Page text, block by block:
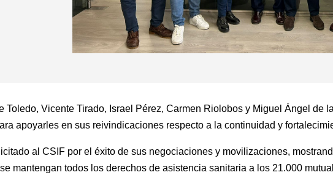
Toledo, Vicente Tirado, Israel Pérez, Carmen Riolobos y Miguel Ángel de
apoyarles en sus reivindicaciones respecto a la continuidad y
al CSIF por el éxito de sus negociaciones y movilizaciones,
mantengan todos los derechos de asistencia sanitaria a los 21.000